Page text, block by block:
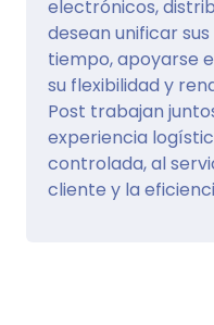
electrónicos,
desean unificar
tiempo, apoyarse
su flexibilidad y
Post trabajan
experiencia
controlada, al
cliente y la